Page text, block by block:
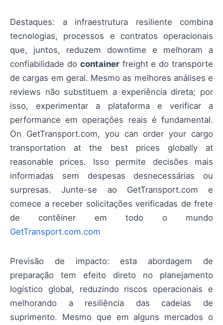
Destaques: a infraestrutura resiliente combina
tecnologias, processos e contratos operacionais
que, juntos, reduzem downtime e melhoram a
confiabilidade do containerfreight e do transporte
de cargas em geral. Mesmo as melhores análises e
reviews não substituem a experiência direta; por
isso, experimentar a plataforma e verificar a
performance em operações reais é fundamental.
On GetTransport.com, you can order your cargo
transportation at the best prices globally at
reasonable prices. Isso permite decisões mais
informadas sem despesas desnecessárias ou
surpresas. Junte-se ao GetTransport.com e
comece a receber solicitações verificadas de frete
de contêiner em todo o mundo
GetTransport.com.com
Previsão de impacto: esta abordagem de
preparação tem efeito direto no planejamento
logístico global, reduzindo riscos operacionais e
melhorando a resiliência das cadeias de
suprimento. Mesmo que em alguns mercados o